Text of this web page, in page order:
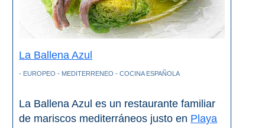
Buceo
Deportes
Acuáticos
La Ballena Azul
- EUROPEO - MEDITERRENEO - COCINA ESPAÑOLA
La Ballena Azul es un restaurante familiar
de mariscos mediterráneos justo en Playa